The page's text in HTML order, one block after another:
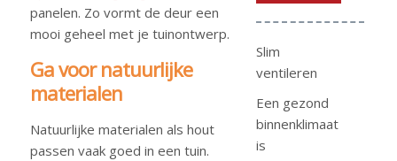
panelen. Zo vormt de deur een
mooi geheel met je tuinontwerp.
Ga voor natuurlijke
materialen
Natuurlijke materialen als hout
passen vaak goed in een tuin.
Slim
ventileren
Een gezond
binnenklimaat
is